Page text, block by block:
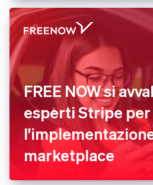
FREE NOW si
esperti Stripe per
marketplace